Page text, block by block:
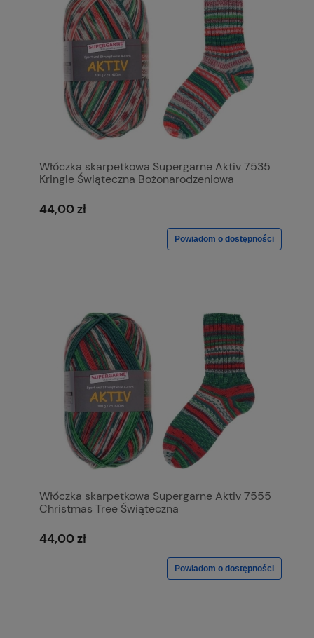
Włóczka skarpetkowa Supergarne Aktiv 7535
Kringle Świąteczna Bożonarodzeniowa
44,00 zł
Powiadom o dostępności
Włóczka skarpetkowa Supergarne Aktiv 7555
Christmas Tree Świąteczna
44,00 zł
Powiadom o dostępności